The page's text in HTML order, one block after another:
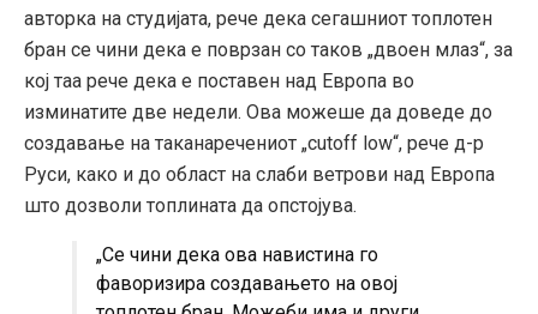
авторка на студијата, рече дека сегашниот топлотен
бран се чини дека е поврзан со таков „двоен млаз“, за
кој таа рече дека е поставен над Европа во
изминатите две недели. Ова можеше да доведе до
создавање на таканаречениот „cutoff low“, рече д-р
Руси, како и до област на слаби ветрови над Европа
што дозволи топлината да опстојува.
„Се чини дека ова навистина го
фаворизира создавањето на овој